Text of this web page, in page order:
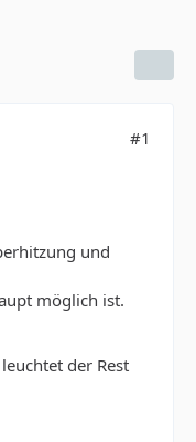
#1
und
möglich ist.
der Rest